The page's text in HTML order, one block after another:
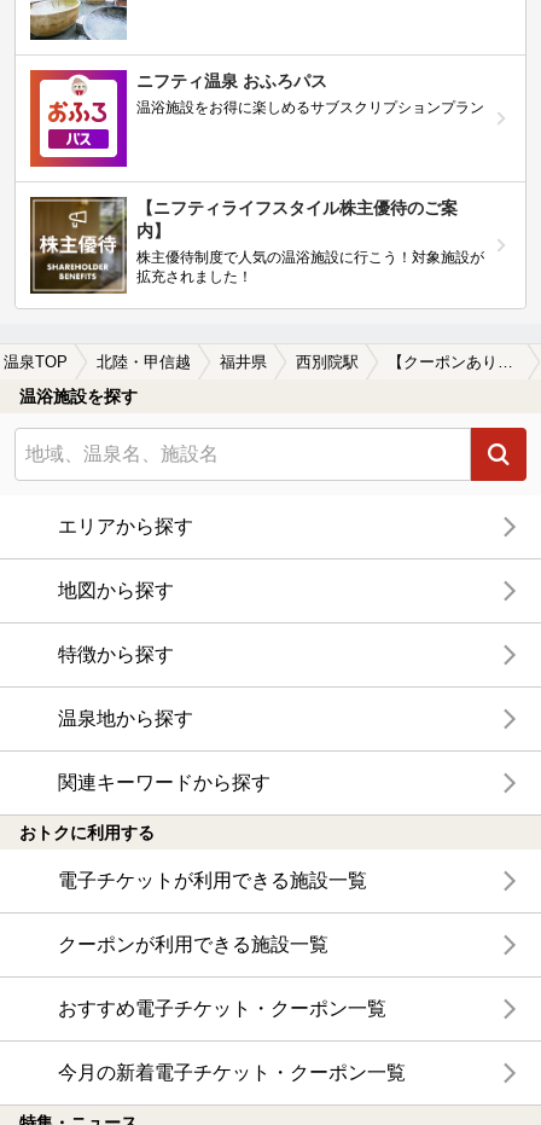
ニフティ温泉 おふろパス
温浴施設をお得に楽しめるサブスクリプションプラン
【ニフティライフスタイル株主優待のご案
内】
株主優待制度で人気の温浴施設に行こう！対象施設が
拡充されました！
温泉TOP 北陸・甲信越 福井県 西別院駅 【クーポンあり】水風呂が楽しめる西別院駅近くの温泉、日帰り温泉、スーパー銭湯おすすめ
温浴施設を探す
エリアから探す
地図から探す
特徴から探す
温泉地から探す
関連キーワードから探す
おトクに利用する
電子チケットが利用できる施設一覧
クーポンが利用できる施設一覧
おすすめ電子チケット・クーポン一覧
今月の新着電子チケット・クーポン一覧